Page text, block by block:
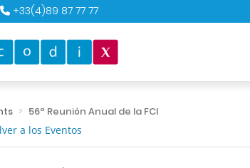
+33(4)89 87 77 77
56ª Reunión Anual de la FCI
a los Eventos